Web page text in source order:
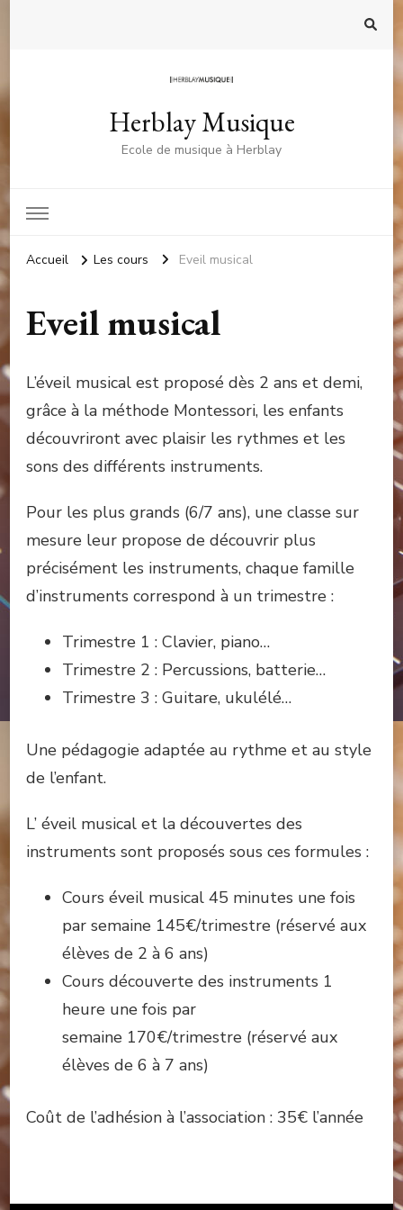
Herblay Musique
Ecole de musique à Herblay
Accueil Les cours Eveil musical
Eveil musical
L’éveil musical est proposé dès 2 ans et demi,
grâce à la méthode Montessori, les enfants
découvriront avec plaisir les rythmes et les
sons des différents instruments.
Pour les plus grands (6/7 ans), une classe sur
mesure leur propose de découvrir plus
précisément les instruments, chaque famille
d’instruments correspond à un trimestre :
Trimestre 1 : Clavier, piano…
Trimestre 2 : Percussions, batterie…
Trimestre 3 : Guitare, ukulélé…
Une pédagogie adaptée au rythme et au style
de l’enfant.
L’ éveil musical et la découvertes des
instruments sont proposés sous ces formules :
Cours éveil musical 45 minutes une fois
par semaine 145€/trimestre (réservé aux
élèves de 2 à 6 ans)
Cours découverte des instruments 1
heure une fois par
semaine 170€/trimestre (réservé aux
élèves de 6 à 7 ans)
Coût de l’adhésion à l’association : 35€ l’année